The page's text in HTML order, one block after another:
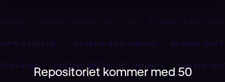
Repositoriet kommer med 50